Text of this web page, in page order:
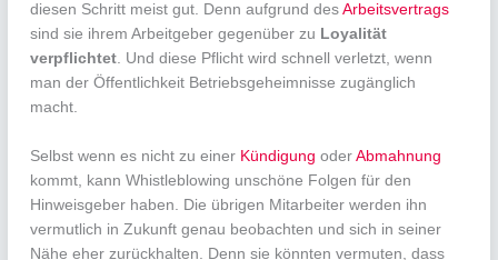
diesen Schritt meist gut. Denn aufgrund desArbeitsvertrags
sind sie ihrem Arbeitgeber gegenüber zu Loyalität
verpflichtet. Und diese Pflicht wird schnell verletzt, wenn
man der Öffentlichkeit Betriebsgeheimnisse zugänglich
macht.
Selbst wenn es nicht zu einer Kündigung oderAbmahnung
kommt, kann Whistleblowing unschöne Folgen für den
Hinweisgeber haben. Die übrigen Mitarbeiter werden ihn
vermutlich in Zukunft genau beobachten und sich in seiner
Nähe eher zurückhalten. Denn sie könnten vermuten, dass